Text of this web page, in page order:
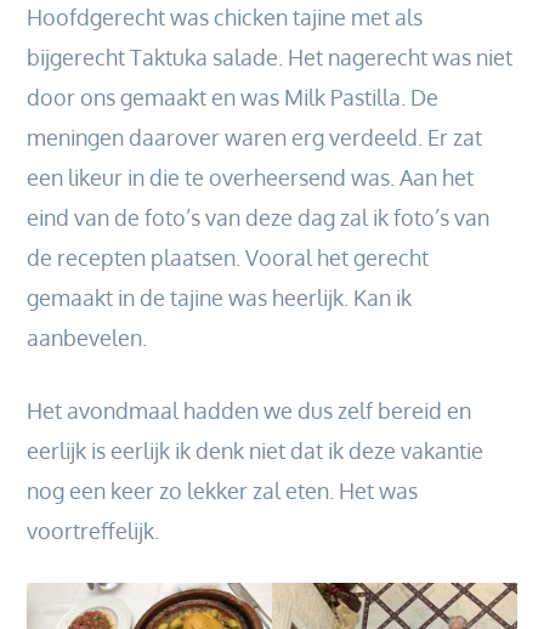
Hoofdgerecht was chicken tajine met als
bijgerecht Taktuka salade. Het nagerecht was niet
door ons gemaakt en was Milk Pastilla. De
meningen daarover waren erg verdeeld. Er zat
een likeur in die te overheersend was. Aan het
eind van de foto’s van deze dag zal ik foto’s van
de recepten plaatsen. Vooral het gerecht
gemaakt in de tajine was heerlijk. Kan ik
aanbevelen.
Het avondmaal hadden we dus zelf bereid en
eerlijk is eerlijk ik denk niet dat ik deze vakantie
nog een keer zo lekker zal eten. Het was
voortreffelijk.